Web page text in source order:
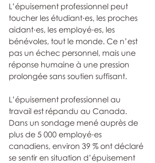
L’épuisement professionnel peut
toucher les étudiant·es, les proches
aidant·es, les employé·es, les
bénévoles, tout le monde. Ce n’est
pas un échec personnel, mais une
réponse humaine à une pression
prolongée sans soutien suffisant.
L’épuisement professionnel au
travail est répandu au Canada.
Dans un sondage mené auprès de
plus de 5 000 employé·es
canadiens, environ 39 % ont déclaré
se sentir en situation d’épuisement